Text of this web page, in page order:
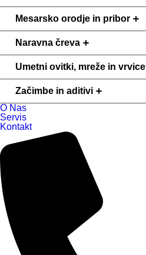
Mesarsko orodje in pribor
Naravna čreva
Umetni ovitki, mreže in vrvice
Začimbe in aditivi
O Nas
Servis
Kontakt